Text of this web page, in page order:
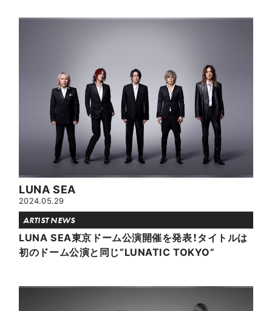
LUNA SEA
2024.05.29
ARTIST NEWS
LUNA SEA東京ドーム公演開催を発表！タイトルは
初のドーム公演と同じ“LUNATIC TOKYO”